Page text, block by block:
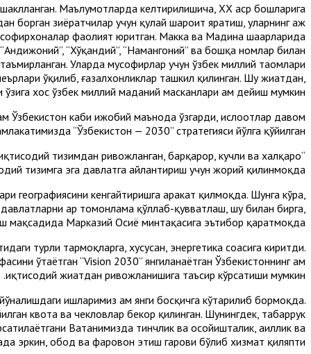
Маълумотларда келтирилишича, ХХ аср бошларига
борган зиёратчилар учун қулай шароит яратиш, уларнинг ҳаж
фаолият юритган. Макка ва Мадина шаҳарларида
“Хўқандий”, “Намангоний” ва бошқа номлар билан
Уларда мусофирлар учун ўзбек миллий таомлари
ўқилиб, ғазалхонликлар ташкил қилинган. Шу жиҳатдан,
ўзига хос ўзбек миллий маданий масканлари ҳам дейиш мумкин.
Ўзбекистон каби ижобий маънода ўзгарди, ислоҳотлар давом
“Ўзбекистон — 2030” стратегияси йўлга қўйилган.
тизимдан ривожланган, барқарор, кучли ва халқаро
тизимга эга давлатга айлантириш учун жорий қилинмоқда.
географиясини кенгайтиришга ҳаракат қилмоқда. Шунга кўра,
ҳар томонлама қўллаб-қувватлаш, шу билан бирга,
мақсадида Марказий Осиё минтақасига эътибор қаратмоқда.
турли тармоқларга, хусусан, энергетика соҳасига киритди.
ўтаётган “Vision 2030” янгиланаётган Ўзбекистоннинг ҳам
иқтисодий жиҳатдан ривожланишига таъсир кўрсатиши мумкин.
ишларимиз ҳам янги босқичга кўтарилиб бормоқда.
квота ва чекловлар бекор қилинган. Шунингдек, табаррук
Ватанимизда тинчлик ва осойишталик, аҳиллик ва
эркин, обод ва фаровон этиш гарови бўлиб хизмат қиляпти.